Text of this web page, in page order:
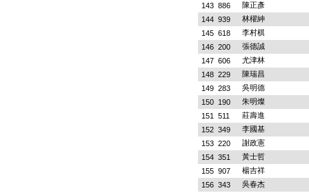
143 886
陳正彥
144 939
林櫂紳
145 618
李村棋
146 200
張德誠
147 606
尤津林
148 229
陳瑞昌
149 283
吳明德
150 190
朱明燦
151
511
莊壽進
152 349
李國基
153 220
謝政憲
154 351
黃士哲
155 907
楊吉祥
156 343
吳春杰